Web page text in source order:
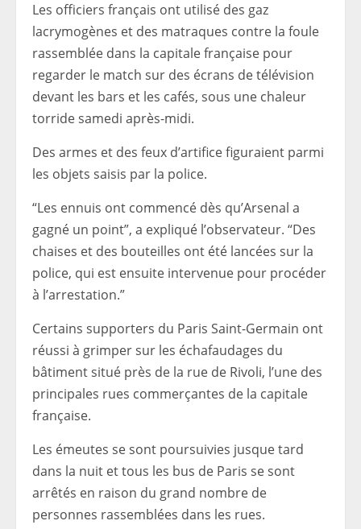
Les officiers français ont utilisé des gaz
lacrymogènes et des matraques contre la foule
rassemblée dans la capitale française pour
regarder le match sur des écrans de télévision
devant les bars et les cafés, sous une chaleur
torride samedi après-midi.
Des armes et des feux d’artifice figuraient parmi
les objets saisis par la police.
“Les ennuis ont commencé dès qu’Arsenal a
gagné un point”, a expliqué l’observateur. “Des
chaises et des bouteilles ont été lancées sur la
police, qui est ensuite intervenue pour procéder
à l’arrestation.”
Certains supporters du Paris Saint-Germain ont
réussi à grimper sur les échafaudages du
bâtiment situé près de la rue de Rivoli, l’une des
principales rues commerçantes de la capitale
française.
Les émeutes se sont poursuivies jusque tard
dans la nuit et tous les bus de Paris se sont
arrêtés en raison du grand nombre de
personnes rassemblées dans les rues.